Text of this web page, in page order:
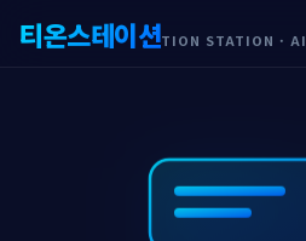
티온스테이션TION STATION · AI